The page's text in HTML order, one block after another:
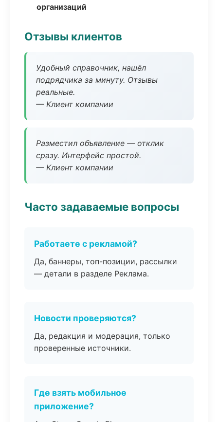
организаций
Отзывы клиентов
Удобный справочник, нашёл
подрядчика за минуту. Отзывы
реальные.
— Клиент компании
Разместил объявление — отклик
сразу. Интерфейс простой.
— Клиент компании
Часто задаваемые вопросы
Работаете с рекламой?
Да, баннеры, топ-позиции, рассылки
— детали в разделе Реклама.
Новости проверяются?
Да, редакция и модерация, только
проверенные источники.
Где взять мобильное
приложение?